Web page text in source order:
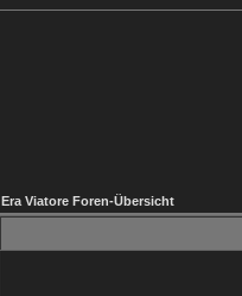
Era Viatore Foren-Übersicht